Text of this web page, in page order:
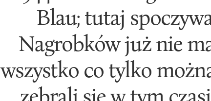
Blau; tutaj
Nagrobków już nie
wszystko co tylko
zebrali się w tym